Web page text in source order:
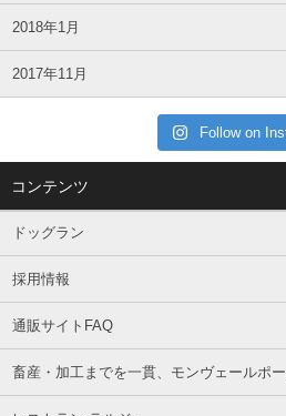
2018年1月
2017年11月
Follow on
コンテンツ
ドッグラン
採用情報
通販サイトFAQ
畜産・加工までを一貫、モンヴェールポ